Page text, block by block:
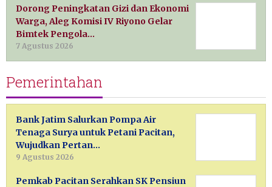
Dorong Peningkatan Gizi dan Ekonomi
Warga, Aleg Komisi IV Riyono Gelar
Bimtek Pengola…
7 Agustus 2026
Pemerintahan
Bank Jatim Salurkan Pompa Air
Tenaga Surya untuk Petani Pacitan,
Wujudkan Pertan…
9 Agustus 2026
Pemkab Pacitan Serahkan SK Pensiun